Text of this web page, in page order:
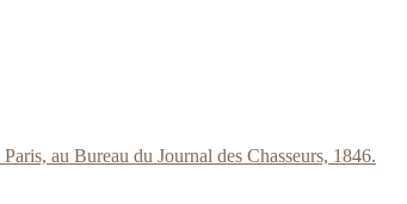
Paris, au Bureau du Journal des Chasseurs, 1846.